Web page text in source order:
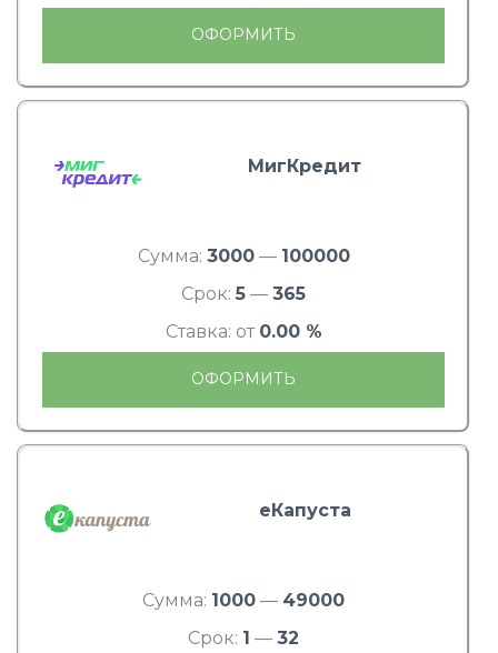
ОФОРМИТЬ
МигКредит
Сумма: 3000— 100000
Срок: 5 — 365
Ставка: от 0.00 %
ОФОРМИТЬ
еКапуста
Сумма: 1000 — 49000
Срок: 1 — 32